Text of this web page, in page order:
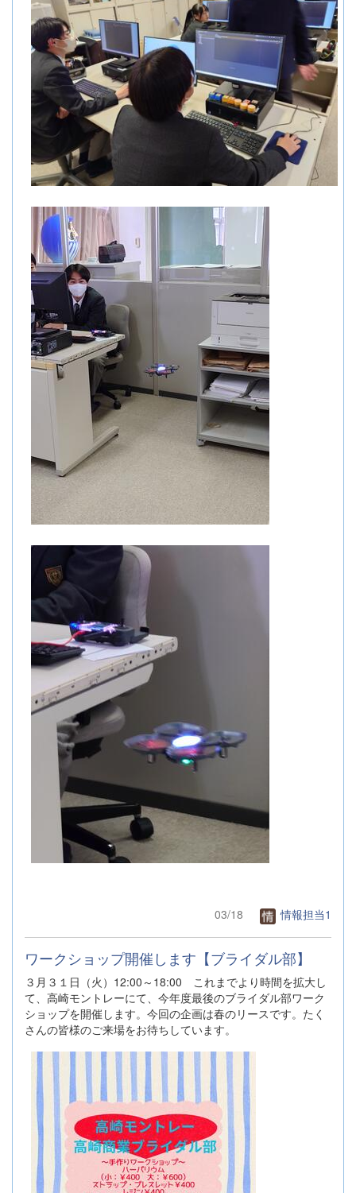
03/18 情報担当1
ワークショップ開催します【ブライダル部】
３月３１日（火）12:00～18:00 これまでより時間を拡大し
て、高崎モントレーにて、今年度最後のブライダル部ワーク
ショップを開催します。今回の企画は春のリースです。たく
さんの皆様のご来場をお待ちしています。